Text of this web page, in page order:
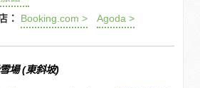
：
Booking.com > Agoda >
場 (東斜坡)